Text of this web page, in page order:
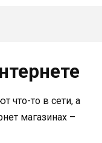
что-то в сети, а
магазинах –